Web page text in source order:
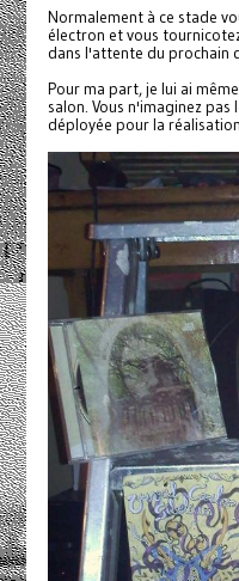
Normalement à ce stade
électron et vous
dans l'attente du prochain
Pour ma part, je lui ai
salon. Vous n'imaginez
déployée pour la